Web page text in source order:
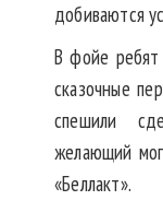
добиваются
В фойе
сказочные
спешили
желающий
«Беллакт».